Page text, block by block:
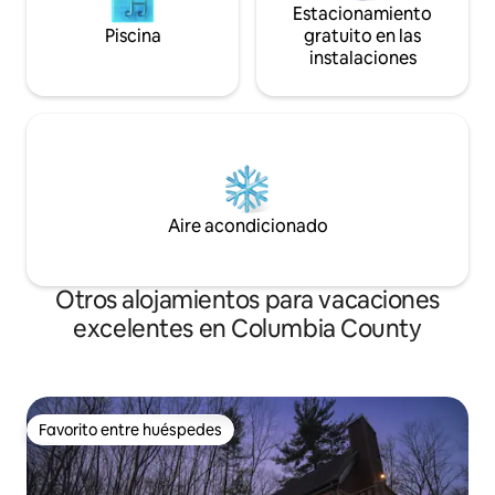
Piscina
Estacionamiento
gratuito en las
instalaciones
Aire acondicionado
Otros alojamientos para vacaciones
excelentes en Columbia County
Favorito entre huéspedes
Favorito entre huéspedes